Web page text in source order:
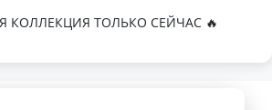
КОЛЛЕКЦИЯ ТОЛЬКО СЕЙЧАС 🔥